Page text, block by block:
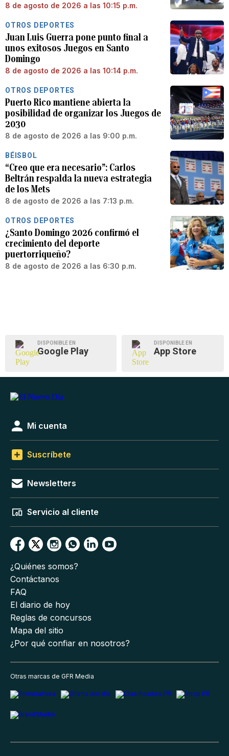
8 de agosto de 2026 a las 10:15 p.m.
OTROS DEPORTES
Juan Luis Guerra pone punto final a
unos exitosos Juegos en Santo
Domingo
8 de agosto de 2026 a las 10:14 p.m.
OTROS DEPORTES
Puerto Rico mantiene abierta la
posibilidad de organizar los Juegos de
2030
8 de agosto de 2026 a las 9:00 p.m.
BÉISBOL
“Creo que era necesario”: Carlos
Beltrán respalda la nueva estrategia
de los Mets
8 de agosto de 2026 a las 7:13 p.m.
OTROS DEPORTES
¿Santo Domingo 2026 confirmó el
crecimiento del deporte
puertorriqueño?
8 de agosto de 2026 a las 6:30 p.m.
DISPONIBLE EN
Google Play
DISPONIBLE EN
App Store
Mi cuenta
Suscríbete
Newsletters
Servicio al cliente
¿Quiénes somos?
Contáctanos
FAQ
El diario de hoy
Reglas de concursos
Mapa del sitio
¿Por qué confiar en nosotros?
Otras marcas de GFR Media